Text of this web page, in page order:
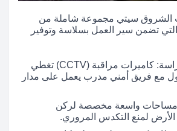
الشروق سيتي مجموعة شاملة من
تضمن سير العمل بسلاسة وتوفير
أنظمة أمن وحراسة: كاميرات مراقبة (CCTV) تغطي
مع فريق أمني مدرب يعمل على مدار
مساحات واسعة مخصصة لركن
لمنع التكدس المروري.